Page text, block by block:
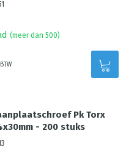
(meer dan 500)
Pk Torx
- 200 stuks